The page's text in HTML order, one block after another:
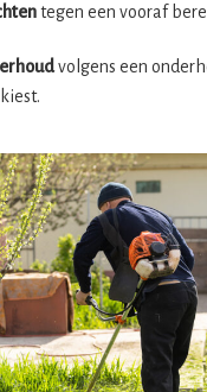
tegen een vooraf
volgens een